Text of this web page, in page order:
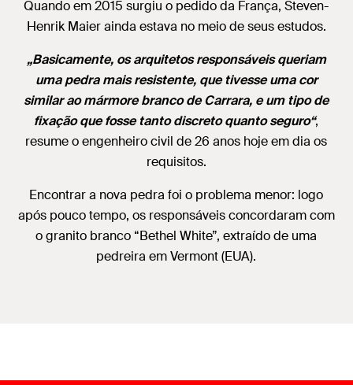
Quando em 2015 surgiu o pedido da França, Steven-
Henrik Maier ainda estava no meio de seus estudos.
„Basicamente, os arquitetos responsáveis queriam
uma pedra mais resistente, que tivesse uma cor
similar ao mármore branco de Carrara, e um tipo de
fixação que fosse tanto discreto quanto seguro“,
resume o engenheiro civil de 26 anos hoje em dia os
requisitos.
Encontrar a nova pedra foi o problema menor: logo
após pouco tempo, os responsáveis concordaram com
o granito branco “Bethel White”, extraído de uma
pedreira em Vermont (EUA).